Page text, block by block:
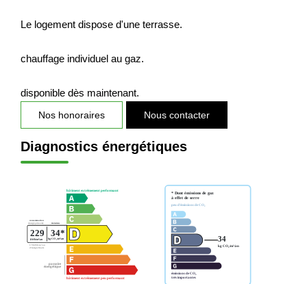
Le logement dispose d'une terrasse.
chauffage individuel au gaz.
disponible dès maintenant.
Nos honoraires Nous contacter
Diagnostics énergétiques